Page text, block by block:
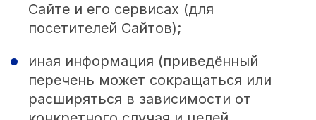
Сайте и его сервисах (для
посетителей Сайтов);
иная информация (приведённый
перечень может сокращаться или
расширяться в зависимости от